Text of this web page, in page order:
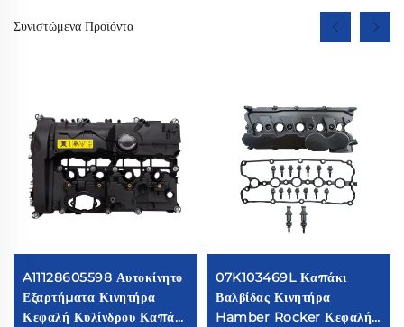
Συνιστώμενα Προϊόντα
A11128605598 Αυτοκίνητο
Εξαρτήματα Κινητήρα
Κεφαλή Κυλίνδρου Καπάκι
07K103469L Καπάκι
Βαλβίδας Κινητήρα
Hamber Rocker Κεφαλή